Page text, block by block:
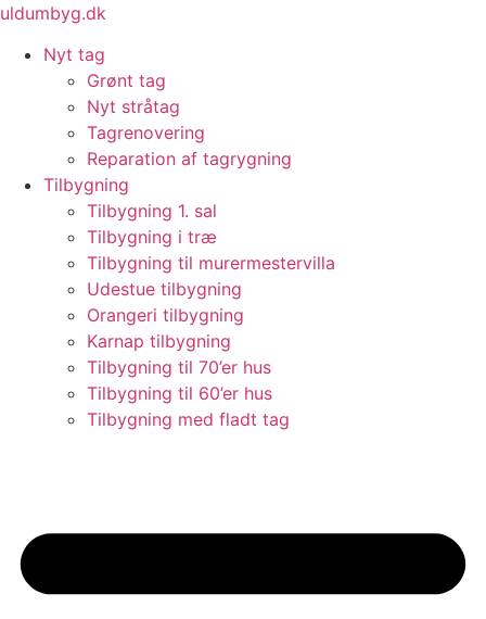
Videre
indhold
uldumbyg.dk
Nyt tag
Grønt tag
Nyt stråtag
Tagrenovering
Reparation af tagrygning
Tilbygning
Tilbygning 1. sal
Tilbygning i træ
Tilbygning til murermestervilla
Udestue tilbygning
Orangeri tilbygning
Karnap tilbygning
Tilbygning til 70’er hus
Tilbygning til 60’er hus
Tilbygning med fladt tag